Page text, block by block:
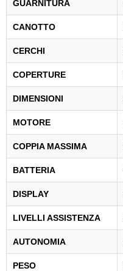
GUARNITURA
CANOTTO
CERCHI
COPERTURE
DIMENSIONI
MOTORE
COPPIA MASSIMA
BATTERIA
DISPLAY
LIVELLI ASSISTENZA
AUTONOMIA
PESO